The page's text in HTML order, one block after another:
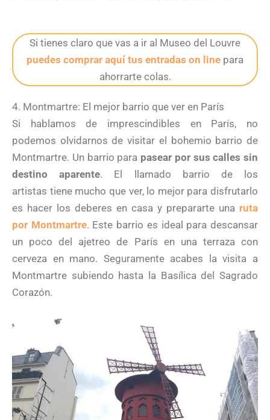
Si tienes claro que vas a ir al Museo del Louvre
puedes comprar aquí tus entradas on line para
ahorrarte colas.
4. Montmartre: El mejor barrio que ver en París
Si hablamos de imprescindibles en París, no
podemos olvidarnos de visitar el bohemio barrio de
Montmartre. Un barrio para pasear por sus calles sin
destino aparente. El llamado barrio de los
artistas tiene mucho que ver, lo mejor para disfrutarlo
es hacer los deberes en casa y prepararte una ruta
por Montmartre. Este barrio es ideal para descansar
un poco del ajetreo de París en una terraza con
cerveza en mano. Seguramente acabes la visita a
Montmartre subiendo hasta la Basílica del Sagrado
Corazón.